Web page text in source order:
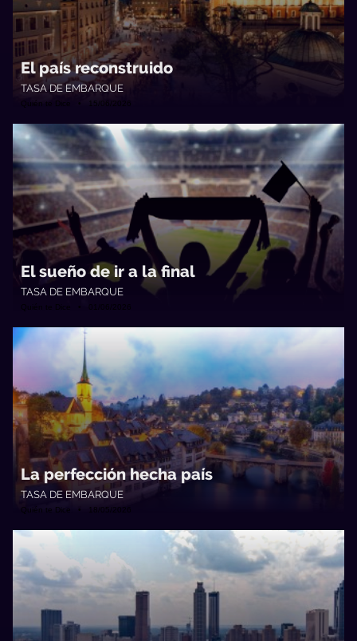
El país reconstruido
TASA DE EMBARQUE
Quién te Dice • 15/06/2026
El sueño de ir a la final
TASA DE EMBARQUE
Quién te Dice • 01/06/2026
La perfección hecha país
TASA DE EMBARQUE
Quién te Dice • 18/05/2026